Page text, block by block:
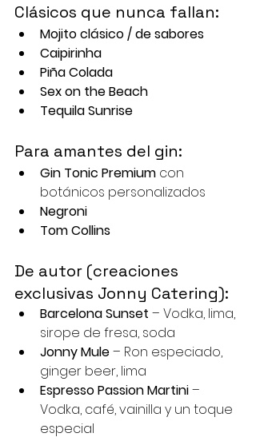
Clásicos que nunca fallan:
Mojito clásico / de sabores
Caipirinha
Piña Colada
Sex on the Beach
Tequila Sunrise
Para amantes del gin:
Gin Tonic Premium con
botánicos personalizados
Negroni
Tom Collins
De autor (creaciones
exclusivas Jonny Catering):
Barcelona Sunset – Vodka, lima,
sirope de fresa, soda
Jonny Mule – Ron especiado,
ginger beer, lima
Espresso Passion Martini –
Vodka, café, vainilla y un toque
especial